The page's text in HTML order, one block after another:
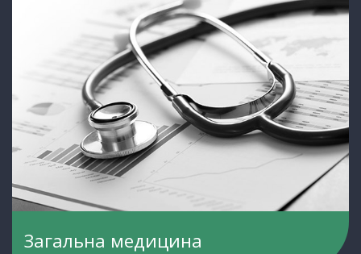
Загальна медицина